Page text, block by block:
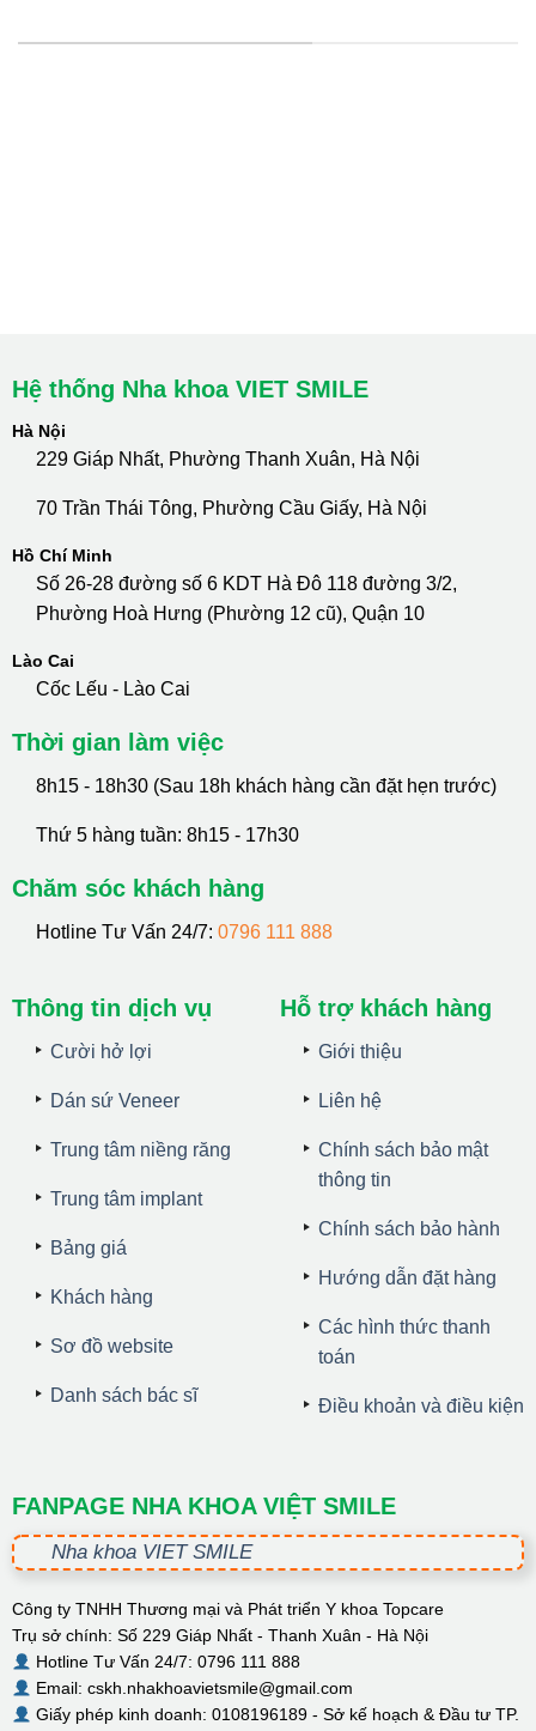
Hệ thống Nha khoa VIET SMILE
Hà Nội
229 Giáp Nhất, Phường Thanh Xuân, Hà Nội
70 Trần Thái Tông, Phường Cầu Giấy, Hà Nội
Hồ Chí Minh
Số 26-28 đường số 6 KDT Hà Đô 118 đường 3/2,
Phường Hoà Hưng (Phường 12 cũ), Quận 10
Lào Cai
Cốc Lếu - Lào Cai
Thời gian làm việc
8h15 - 18h30 (Sau 18h khách hàng cần đặt hẹn trước)
Thứ 5 hàng tuần: 8h15 - 17h30
Chăm sóc khách hàng
Hotline Tư Vấn 24/7: 0796 111 888
Thông tin dịch vụ
Cười hở lợi
Dán sứ Veneer
Trung tâm niềng răng
Trung tâm implant
Bảng giá
Khách hàng
Sơ đồ website
Danh sách bác sĩ
Hỗ trợ khách hàng
Giới thiệu
Liên hệ
Chính sách bảo mật
thông tin
Chính sách bảo hành
Hướng dẫn đặt hàng
Các hình thức thanh
toán
Điều khoản và điều kiện
FANPAGE NHA KHOA VIỆT SMILE
Nha khoa VIET SMILE
Công ty TNHH Thương mại và Phát triển Y khoa Topcare
Trụ sở chính: Số 229 Giáp Nhất - Thanh Xuân - Hà Nội
Hotline Tư Vấn 24/7: 0796 111 888
Email: cskh.nhakhoavietsmile@gmail.com
Giấy phép kinh doanh: 0108196189 - Sở kế hoạch & Đầu tư TP.